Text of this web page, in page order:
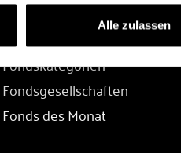
Alle zulassen
FONDS
Fondssuche
Fondskategorien
Fondsgesellschaften
Fonds des Monat